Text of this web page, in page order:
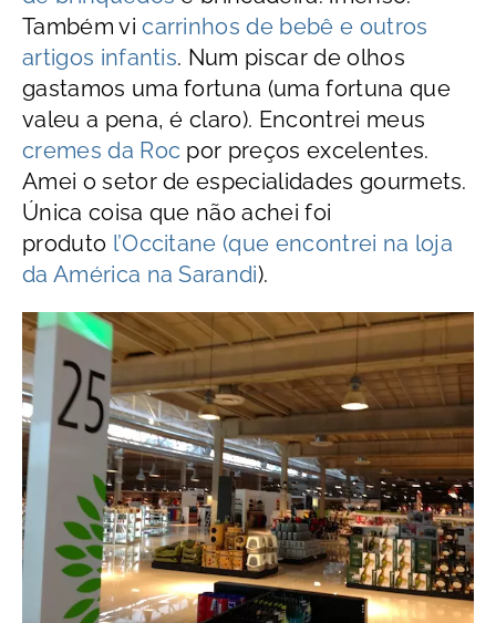
Também vi carrinhos de bebê e outros
artigos infantis. Num piscar de olhos
gastamos uma fortuna (uma fortuna que
valeu a pena, é claro). Encontrei meus
cremes da Roc por preços excelentes.
Amei o setor de especialidades gourmets.
Única coisa que não achei foi
produto l’Occitane (que encontrei na loja
da América na Sarandi).